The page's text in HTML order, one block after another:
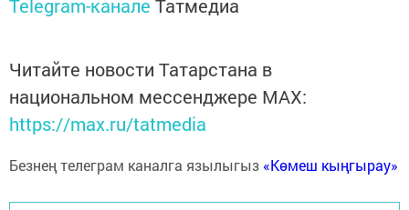
Telegram-канале Татмедиа
Читайте новости Татарстана в
национальном мессенджере MАХ:
https://max.ru/tatmedia
Безнең телеграм каналга язылыгыз «Көмеш кыңгырау»